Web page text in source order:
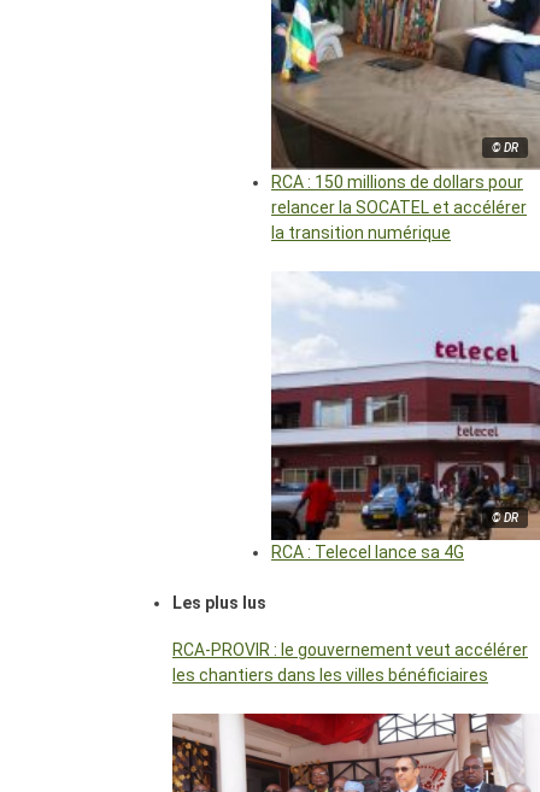
© DR
RCA : 150 millions de dollars pour
relancer la SOCATEL et accélérer
la transition numérique
© DR
RCA : Telecel lance sa 4G
Les plus lus
RCA-PROVIR : le gouvernement veut accélérer
les chantiers dans les villes bénéficiaires